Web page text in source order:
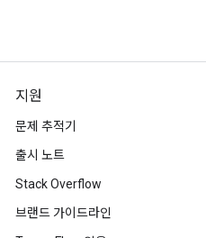
지원
문제 추적기
출시 노트
Stack Overflow
브랜드 가이드라인